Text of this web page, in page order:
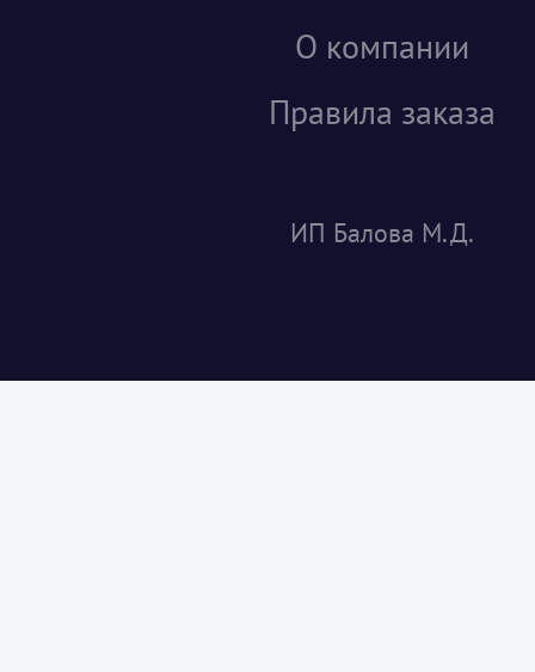
О компании
Правила заказа
ИП Балова М.Д.